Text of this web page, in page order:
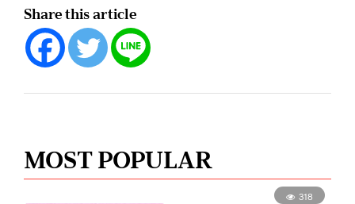
Share this article
MOST POPULAR
318